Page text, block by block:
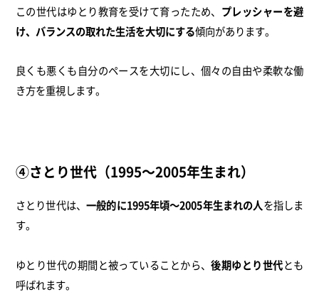
この世代はゆとり教育を受けて育ったため、 プレッシャーを避
け、バランスの取れた生活を大切にする傾向があります。
良くも悪くも自分のペースを大切にし、個々の自由や柔軟な働
き方を重視します。
④さとり世代（1995～2005年生まれ）
さとり世代は、一般的に1995年頃～2005年生まれの人を指しま
す。
ゆとり世代の期間と被っていることから、後期ゆとり世代とも
呼ばれます。